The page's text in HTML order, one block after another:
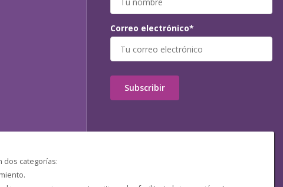
dos categorías:
Correo electrónico*
Subscribir